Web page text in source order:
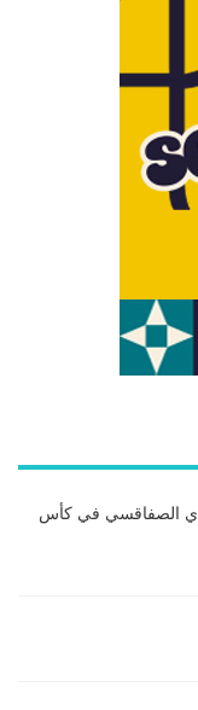
الصفاقسي في كأس